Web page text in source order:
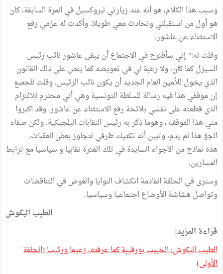
وسبب هذا الكلام، هو أنه عند زيارتي لبروكسيل في المرة السابقة، كان
هو أول من استقبلني وتحادث معي طويلا، وأكدت له عزمي رفع
الاستثناء عن عاشور.
وقلت له:" إني سأقترح في الاجتماع أن يبقى عاشور نائب رئيس
السيزل كما كان، ولا رغبة لي في تعويضه كما ينص على ذلك القانون
الذي يخول للأمين العام الجديد أن يكون نائب الرئيس. وقلت للجميع
إن موقفي هذا فيه رسالة للسلطة التونسية وهي أني محترم للالتزام
الذي قطعته على نفسي بلائحة رفع الاستثناء عن عاشور. وقد اكبروا
مني هذا الموقف ، وهوما ذكّر به رئيس النقابات البلجيكية. ولكن صفاء
الجوّ هذا لم يدم، وتبين أنه تكتيك ظرفي لتجاوز بعض العقبات.
هذه نماذج من الأجواء السايدة في تلك الفترة نقابيا و سياسيا مع ترابط
المسارين.
وسنرى في الحلقة القادمة انكشاف النوايا والغوص في التناقضات
وتواصل هشاشة الأوضاع اجتماعيا وسياسيا.
الطيب البكوش
قراءة المزيد:
الطيب البكوش: الحبيب بورقيبة كما عرفته، زعيما ورئيسا (الحلقة
الأولى)